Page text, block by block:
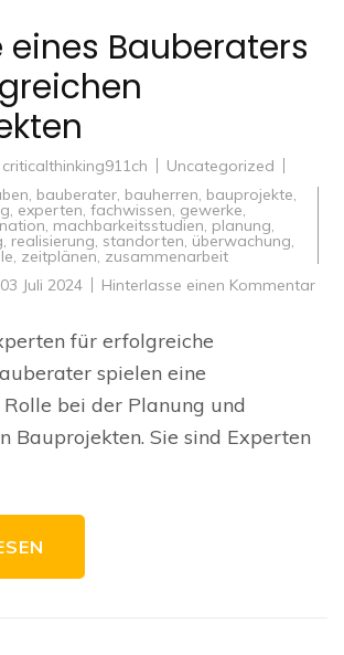
eines Bauberaters
criticalthinking911ch
Uncategorized
bauberater bauherren bauprojekte
experten fachwissen gewerke
machbarkeitsstudien planung
realisierung standorten überwachung
zeitplänen zusammenarbeit
03 Juli 2024 Hinterlasse einen Kommentarzu
für erfolgreiche
spielen eine
bei der Planung und
Bauprojekten. Sie sind Experten